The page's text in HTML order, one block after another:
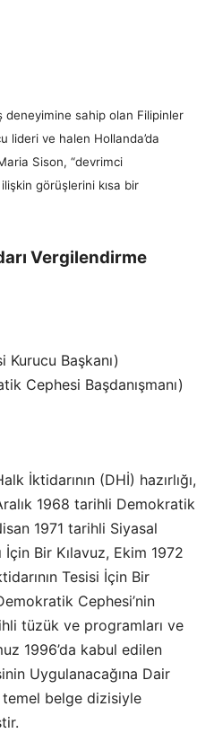
deneyimine sahip olan Filipinler
lideri ve halen Hollanda’da
Sison, “devrimci
görüşlerini kısa bir
Vergilendirme
Başkanı)
Cephesi Başdanışmanı)
İktidarının (DHİ) hazırlığı,
1968 tarihli Demokratik
1971 tarihli Siyasal
İçin Bir Kılavuz, Ekim 1972
Tesisi İçin Bir
Cephesi’nin
tüzük ve programları ve
1996’da kabul edilen
Uygulanacağına Dair
belge dizisiyle